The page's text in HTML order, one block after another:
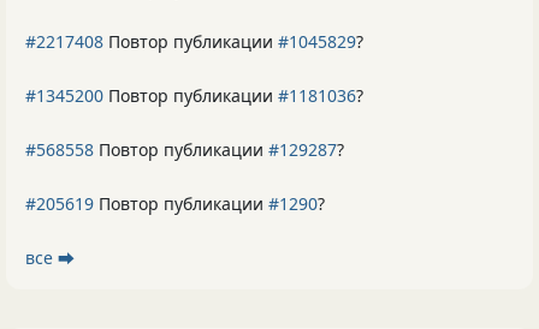
#2217408 Повтор публикации #1045829?
#1345200 Повтор публикации #1181036?
#568558 Повтор публикации #129287?
#205619 Повтор публикации #1290?
все ⮕